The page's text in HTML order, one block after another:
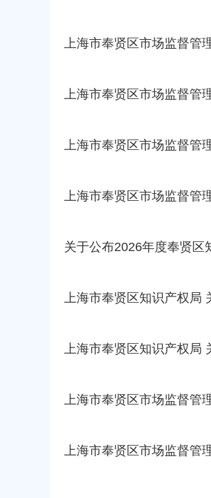
上海市奉贤区市场监督管
上海市奉贤区市场监督管
上海市奉贤区市场监督管
上海市奉贤区市场监督管
关于公布2026年度奉贤区
上海市奉贤区知识产权局
上海市奉贤区知识产权局